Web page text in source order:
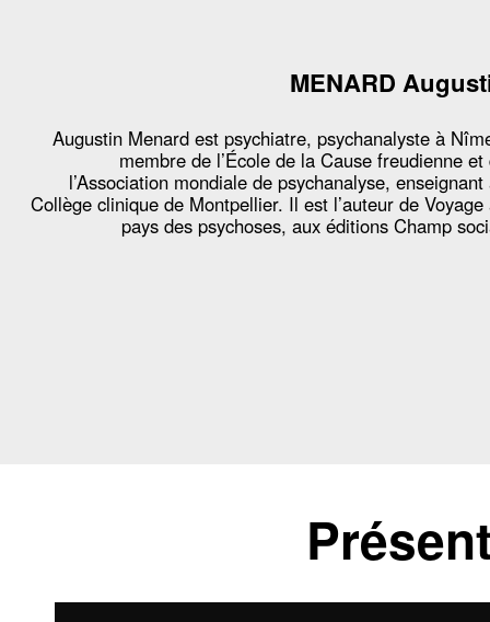
MENARD
Augustin Menard est psychiatre, psychanalyste à
membre de l’École de la Cause freudienne et
l’Association mondiale de psychanalyse, enseignant
Collège clinique de Montpellier. Il est l’auteur de Voyage
pays des psychoses, aux éditions Champ